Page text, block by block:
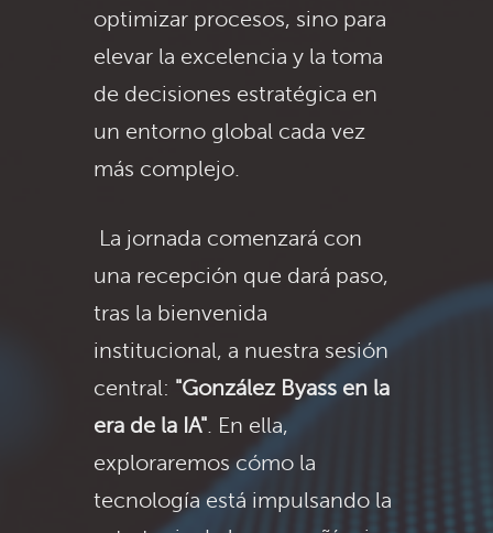
optimizar procesos, sino para
elevar la excelencia y la toma
de decisiones estratégica en
un entorno global cada vez
más complejo.
La jornada comenzará con
una recepción que dará paso,
tras la bienvenida
institucional, a nuestra sesión
central: "González Byass en la
era de la IA". En ella,
exploraremos cómo la
tecnología está impulsando la